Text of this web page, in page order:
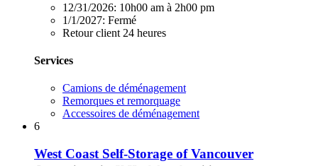
12/31/2026: 10h00 am à 2h00 pm
1/1/2027: Fermé
Retour client 24 heures
Services
Camions de déménagement
Remorques et remorquage
Accessoires de déménagement
6
West Coast Self-Storage of Vancouver